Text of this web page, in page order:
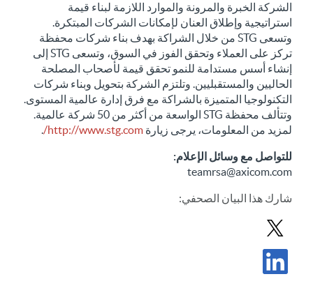
الشركة الخبرة والمرونة والموارد اللازمة لبناء قيمة
استراتيجية وإطلاق العنان لإمكانات الشركات المبتكرة.
وتسعى STG من خلال الشراكة بهدف بناء شركات محفظة
تركز على العملاء وتحقق الفوز في السوق، وتسعى STG إلى
إنشاء أسس مستدامة للنمو تحقق قيمة لأصحاب المصلحة
الحاليين والمستقبليين. وتلتزم الشركة بتحويل وبناء شركات
التكنولوجيا المتميزة بالشراكة مع فرق إدارة عالمية المستوى.
وتتألف محفظة STG الواسعة من أكثر من 50 شركة عالمية.
لمزيد من المعلومات، يرجى زيارة http://www.stg.com/
.
للتواصل مع وسائل الإعلام:
teamrsa@axicom.com
شارك هذا البيان الصحفي:
مشاركة بيان صحفي في X